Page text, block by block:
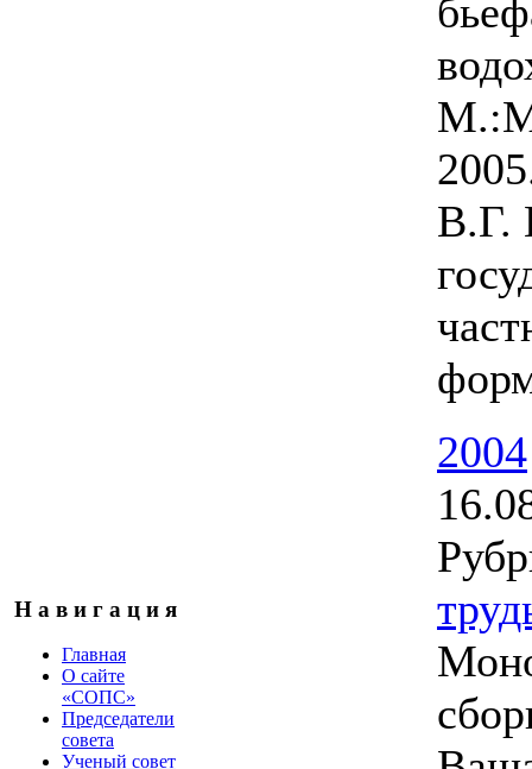
Н а в и г а ц и я
Главная
О сайте
«СОПС»
Председатели
совета
Ученый совет
В.Г.
2004